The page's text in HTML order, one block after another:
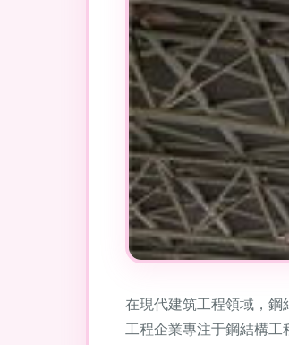
在現代建筑工程領域，鋼
工程企業專注于鋼結構